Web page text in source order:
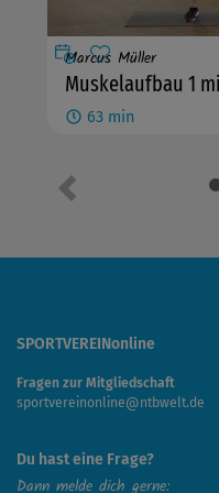
Marcus Müller
Muskelaufbau 1
63 min
Precedente
SPORTVEREINonline
Fragen zur Mitgliedschaft
sportvereinonline@ntbwelt.de
Du hast eine Frage?
Dann melde dich gerne: